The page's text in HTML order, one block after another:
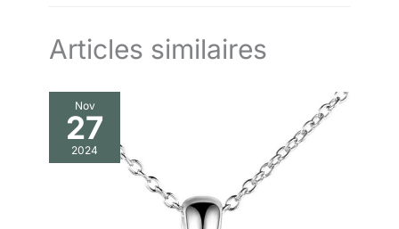
Articles similaires
Nov
27
2024